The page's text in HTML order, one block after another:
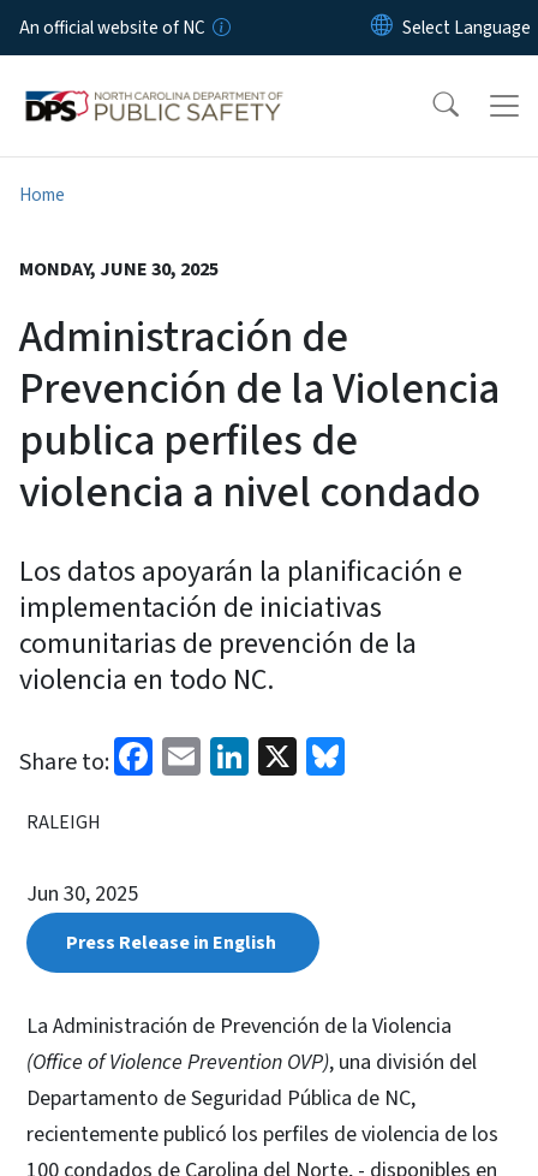
Skip to main content
An official website of NC
Home
MONDAY, JUNE 30, 2025
Administración de
Prevención de la Violencia
publica perfiles de
violencia a nivel condado
Los datos apoyarán la planificación e
implementación de iniciativas
comunitarias de prevención de la
violencia en todo NC.
Share to: Facebook
EmailLinkedIn
X
RALEIGH
Jun 30, 2025
Press Release in English
La Administración de Prevención de la Violencia
(Office of Violence Prevention OVP), una división del
Departamento de Seguridad Pública de NC,
recientemente publicó los perfiles de violencia de los
100 condados de Carolina del Norte, - disponibles en